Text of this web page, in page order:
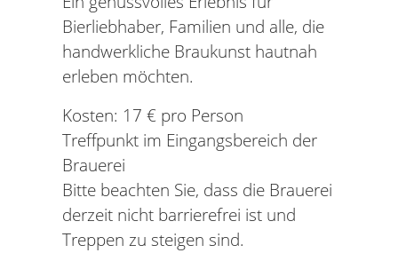
Bierliebhaber, Familien und alle, die
handwerkliche Braukunst hautnah
erleben möchten.
Kosten: 17 € pro Person
Treffpunkt im Eingangsbereich der
Brauerei
Bitte beachten Sie, dass die Brauerei
derzeit nicht barrierefrei ist und
Treppen zu steigen sind.